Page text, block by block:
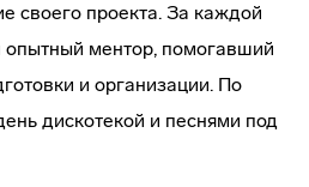
своего проекта. За каждой
опытный ментор, помогавший
и организации. По
дискотекой и песнями под